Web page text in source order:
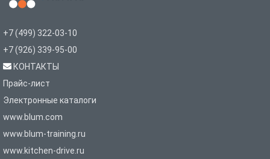
+7 (499) 322-03-10
+7 (926) 339-95-00
КОНТАКТЫ
Прайс-лист
Электронные каталоги
www.blum.com
www.blum-training.ru
www.kitchen-drive.ru